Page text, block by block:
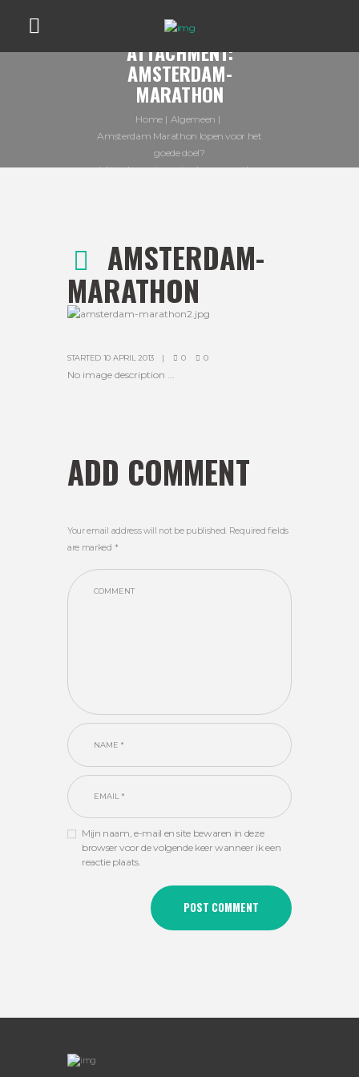
ATTACHMENT:
AMSTERDAM-
MARATHON
Home
Algemeen
Amsterdam Marathon lopen voor het
goede doel?
Attachment: amsterdam-marathon
AMSTERDAM-
MARATHON
STARTED 10 APRIL 2013 0 0
No image description ...
ADD COMMENT
Your email address will not be published. Required fields
are marked *
Mijn naam, e-mail en site bewaren in deze
browser voor de volgende keer wanneer ik een
reactie plaats.